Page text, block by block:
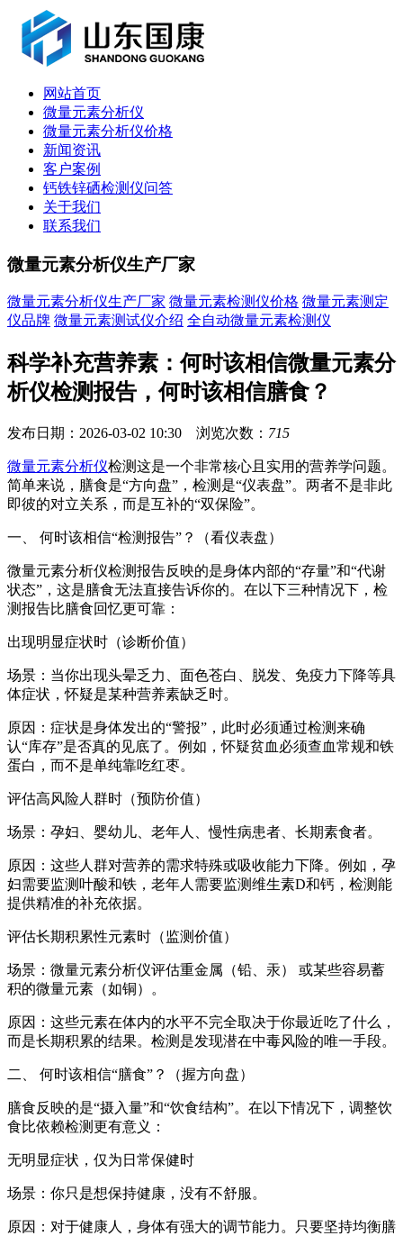
网站首页
微量元素分析仪
微量元素分析仪价格
新闻资讯
客户案例
钙铁锌硒检测仪问答
关于我们
联系我们
微量元素分析仪生产厂家
微量元素分析仪生产厂家 微量元素检测仪价格 微量元素测定
仪品牌 微量元素测试仪介绍 全自动微量元素检测仪
科学补充营养素：何时该相信微量元素分
析仪检测报告，何时该相信膳食？
发布日期：2026-03-02 10:30 浏览次数： 715
微量元素分析仪检测这是一个非常核心且实用的营养学问题。
简单来说，膳食是“方向盘”，检测是“仪表盘”。两者不是非此
即彼的对立关系，而是互补的“双保险”。
一、 何时该相信“检测报告”？（看仪表盘）
微量元素分析仪检测报告反映的是身体内部的“存量”和“代谢
状态”，这是膳食无法直接告诉你的。在以下三种情况下，检
测报告比膳食回忆更可靠：
出现明显症状时（诊断价值）
场景：当你出现头晕乏力、面色苍白、脱发、免疫力下降等具
体症状，怀疑是某种营养素缺乏时。
原因：症状是身体发出的“警报”，此时必须通过检测来确
认“库存”是否真的见底了。例如，怀疑贫血必须查血常规和铁
蛋白，而不是单纯靠吃红枣。
评估高风险人群时（预防价值）
场景：孕妇、婴幼儿、老年人、慢性病患者、长期素食者。
原因：这些人群对营养的需求特殊或吸收能力下降。例如，孕
妇需要监测叶酸和铁，老年人需要监测维生素D和钙，检测能
提供精准的补充依据。
评估长期积累性元素时（监测价值）
场景：微量元素分析仪评估重金属（铅、汞） 或某些容易蓄
积的微量元素（如铜）。
原因：这些元素在体内的水平不完全取决于你最近吃了什么，
而是长期积累的结果。检测是发现潜在中毒风险的唯一手段。
二、 何时该相信“膳食”？（握方向盘）
膳食反映的是“摄入量”和“饮食结构”。在以下情况下，调整饮
食比依赖检测更有意义：
无明显症状，仅为日常保健时
场景：你只是想保持健康，没有不舒服。
原因：对于健康人，身体有强大的调节能力。只要坚持均衡膳